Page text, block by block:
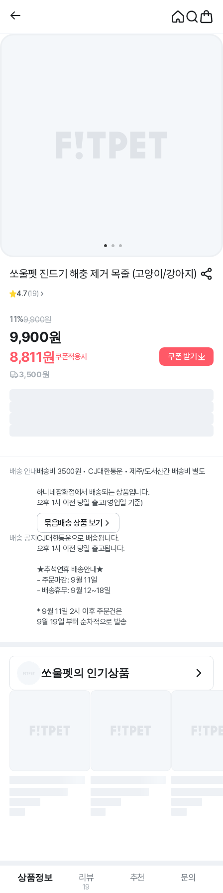
쏘울펫 진드기 해충 제거 목줄 (고양이/강아지)
4.7(19)
11%9,900원
9,900원
8,811원쿠폰적용시 쿠폰 받기
3,500원
배송 안내배송비 3500원 • CJ대한통운 • 제주/도서산간 배송비 별도
하니네잡화점에서 배송되는 상품입니다.
오후 1시 이전 당일 출고(영업일 기준)
묶음배송 상품 보기
배송 공지CJ대한통운으로 배송됩니다.
오후 1시 이전 당일 출고됩니다.
★추석연휴 배송안내★
- 주문마감: 9월 11일
- 배송휴무: 9월 12~18일
* 9월 11일 2시 이후 주문건은
9월 19일 부터 순차적으로 발송
쏘울펫의 인기상품
상품정보 리뷰
19
추천 문의